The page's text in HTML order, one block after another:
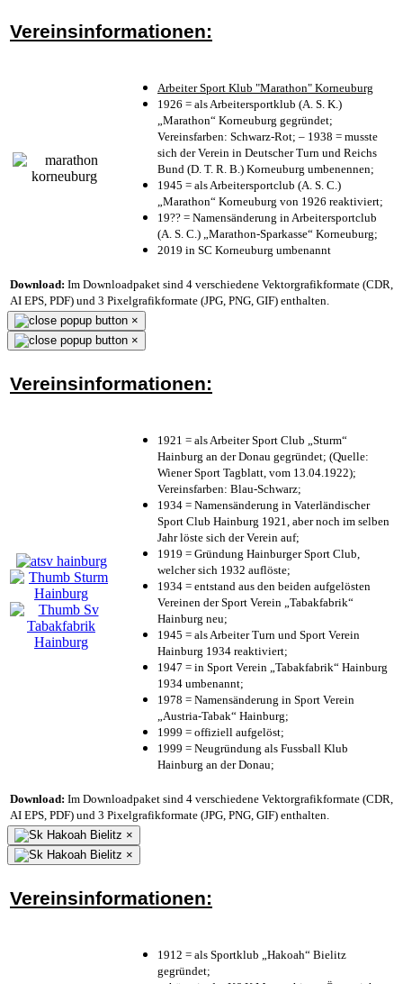
Vereinsinformationen:
Arbeiter Sport Klub "Marathon" Korneuburg
1926 = als Arbeitersportklub (A. S. K.)
„Marathon“ Korneuburg gegründet;
Vereinsfarben: Schwarz-Rot; – 1938 = musste
sich der Verein in Deutscher Turn und Reichs
Bund (D. T. R. B.) Korneuburg umbenennen;
1945 = als Arbeitersportclub (A. S. C.)
„Marathon“ Korneuburg von 1926 reaktiviert;
19?? = Namensänderung in Arbeitersportclub
(A. S. C.) „Marathon-Sparkasse“ Korneuburg;
2019 in SC Korneuburg umbenannt
Download: Im Downloadpaket sind 4 verschiedene Vektorgrafikformate (CDR,
AI EPS, PDF) und 3 Pixelgrafikformate (JPG, PNG, GIF) enthalten.
×
×
Vereinsinformationen:
1921 = als Arbeiter Sport Club „Sturm“
Hainburg an der Donau gegründet; (Quelle:
Wiener Sport Tagblatt, vom 13.04.1922);
Vereinsfarben: Blau-Schwarz;
1934 = Namensänderung in Vaterländischer
Sport Club Hainburg 1921, aber noch im selben
Jahr löste sich der Verein auf;
1919 = Gründung Hainburger Sport Club,
welcher sich 1932 auflöste;
1934 = entstand aus den beiden aufgelösten
Vereinen der Sport Verein „Tabakfabrik“
Hainburg neu;
1945 = als Arbeiter Turn und Sport Verein
Hainburg 1934 reaktiviert;
1947 = in Sport Verein „Tabakfabrik“ Hainburg
1934 umbenannt;
1978 = Namensänderung in Sport Verein
„Austria-Tabak“ Hainburg;
1999 = offiziell aufgelöst;
1999 = Neugründung als Fussball Klub
Hainburg an der Donau;
Download: Im Downloadpaket sind 4 verschiedene Vektorgrafikformate (CDR,
AI EPS, PDF) und 3 Pixelgrafikformate (JPG, PNG, GIF) enthalten.
×
×
Vereinsinformationen:
1912 = als Sportklub „Hakoah“ Bielitz
gegründet;